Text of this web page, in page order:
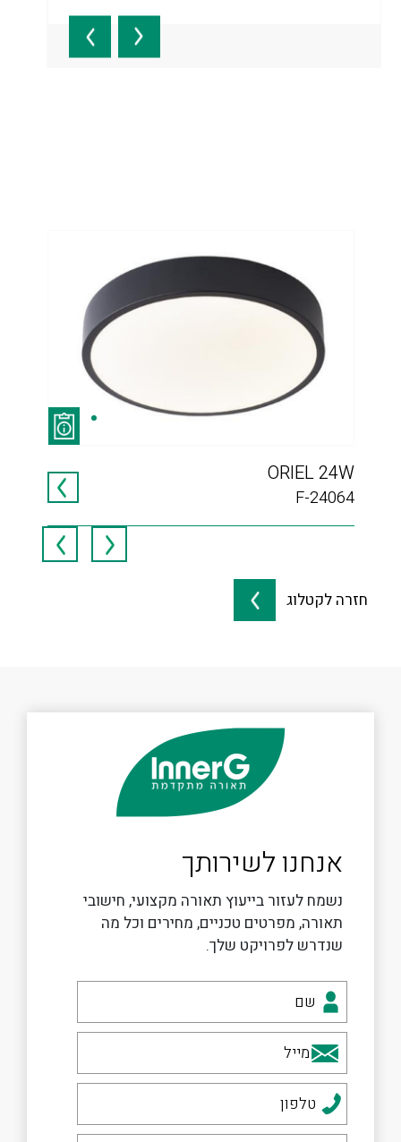
ORIEL 24W
F-24064
חזרה לקטלוג
אנחנו לשירותך
נשמח לעזור בייעוץ תאורה מקצועי, חישובי
תאורה, מפרטים טכניים, מחירים וכל מה
שנדרש לפרויקט שלך.